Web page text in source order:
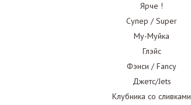
Ярче !
Супер / Super
Му-Муйка
Глэйс
Фэнси / Fancy
Джетс/Jets
Клубника со сливками